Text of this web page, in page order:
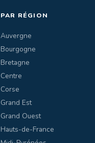
PAR RÉGION
Auvergne
Bourgogne
Bretagne
Centre
Corse
Grand Est
Grand Ouest
Hauts-de-France